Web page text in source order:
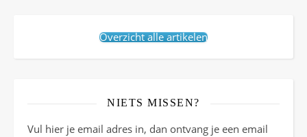
Overzicht alle artikelen
NIETS MISSEN?
Vul hier je email adres in, dan ontvang je een email